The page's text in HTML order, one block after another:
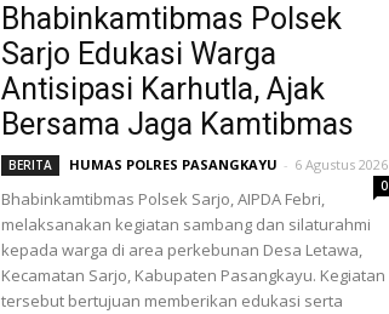
Bhabinkamtibmas Polsek
Sarjo Edukasi Warga
Antisipasi Karhutla, Ajak
Bersama Jaga Kamtibmas
BERITA HUMAS POLRES PASANGKAYU - 6 Agustus 2026
0
Bhabinkamtibmas Polsek Sarjo, AIPDA Febri,
melaksanakan kegiatan sambang dan silaturahmi
kepada warga di area perkebunan Desa Letawa,
Kecamatan Sarjo, Kabupaten Pasangkayu. Kegiatan
tersebut bertujuan memberikan edukasi serta